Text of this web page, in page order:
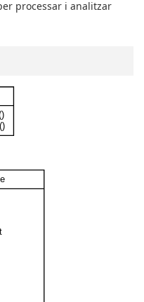
processar i analitzar